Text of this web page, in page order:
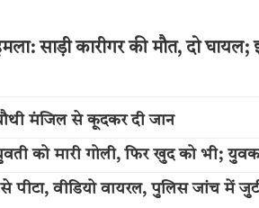
साड़ी कारीगर की मौत, दो
मंजिल से कूदकर दी जान
को मारी गोली, फिर खुद को भी;
पीटा, वीडियो वायरल, पुलिस जांच में